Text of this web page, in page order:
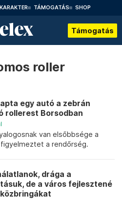
KARAKTER TÁMOGATÁS SHOP
Támogatás
roller
egy autó a zebrán
rollerest Borsodban
van elsőbbsége a
figyelmeztet a rendőrség.
drága a
de a város fejlesztené